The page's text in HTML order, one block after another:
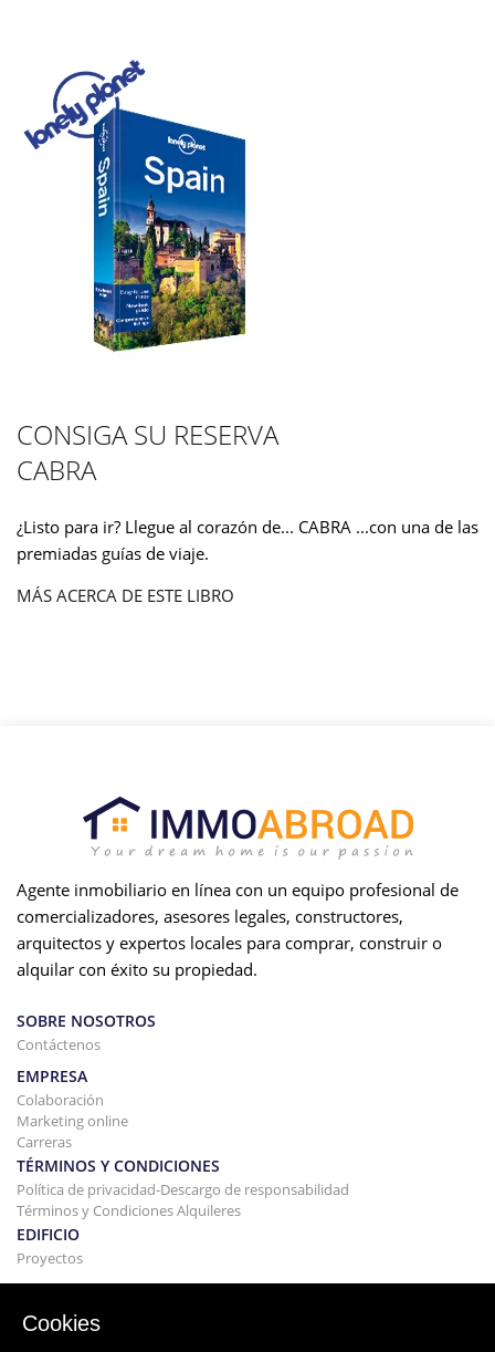
CONSIGA SU RESERVA
CABRA
¿Listo para ir? Llegue al corazón de... CABRA ...con una de las
premiadas guías de viaje.
MÁS ACERCA DE ESTE LIBRO
Agente inmobiliario en línea con un equipo profesional de
comercializadores, asesores legales, constructores,
arquitectos y expertos locales para comprar, construir o
alquilar con éxito su propiedad.
SOBRE NOSOTROS
Contáctenos
EMPRESA
Colaboración
Marketing online
Carreras
TÉRMINOS Y CONDICIONES
Política de privacidad-Descargo de responsabilidad
Términos y Condiciones Alquileres
EDIFICIO
Proyectos
COMPRAR Y VENDER
Comprando tu casa
Vender
Cookies